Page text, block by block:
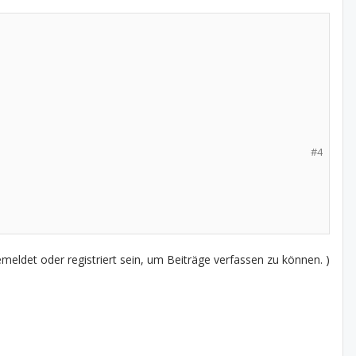
#4
oder registriert sein, um Beiträge verfassen zu können. )